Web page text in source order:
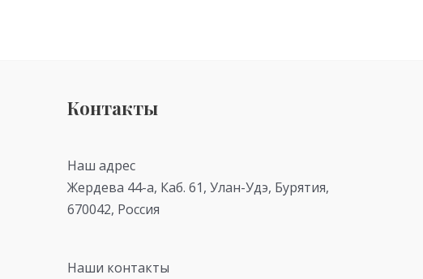
Контакты
Наш адрес
Жердева 44-а, Каб. 61, Улан-Удэ, Бурятия,
670042, Россия
Наши контакты